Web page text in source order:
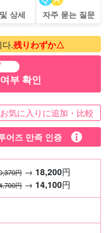
상세 자주 묻는 질문
.残りわずか△
부 확인
お気に入りに追加・比較
어즈 만족 인증
円 → 18,200円
円 → 14,100円